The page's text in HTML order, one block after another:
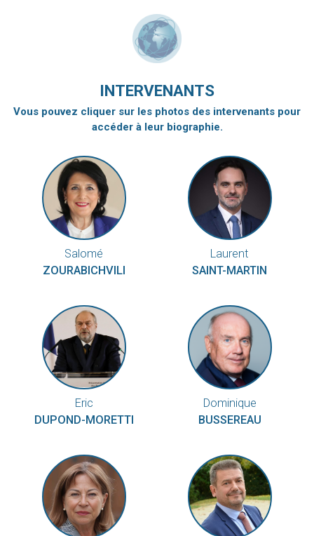
INTERVENANTS
Vous pouvez cliquer sur les photos des intervenants pour
accéder à leur biographie.
Salomé
ZOURABICHVILI
Laurent
SAINT-MARTIN
Eric
DUPOND-MORETTI
Dominique
BUSSEREAU